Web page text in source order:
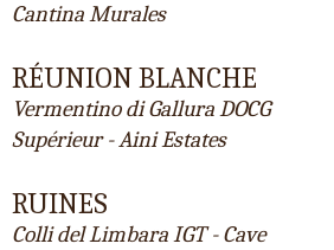
Cantina Murales
RÉUNION BLANCHE
Vermentino di Gallura DOCG
Supérieur - Aini Estates
RUINES
Colli del Limbara IGT - Cave